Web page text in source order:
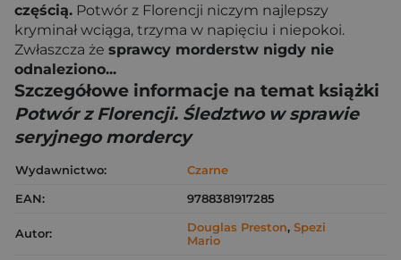
częścią. Potwór z Florencji niczym najlepszy
kryminał wciąga, trzyma w napięciu i niepokoi.
Zwłaszcza że sprawcy morderstw nigdy nie
odnaleziono...
Szczegółowe informacje na temat książki
Potwór z Florencji. Śledztwo w sprawie
seryjnego mordercy
Wydawnictwo:
Czarne
EAN:
9788381917285
Autor: Douglas Preston, Spezi
Mario